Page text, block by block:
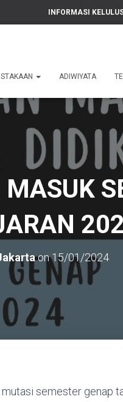
INFORMASI
ADIWIYATA
on15/01/2024
semester genap